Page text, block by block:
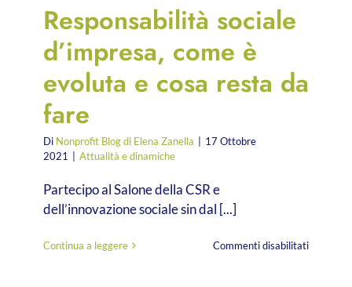
Responsabilità sociale
d’impresa, come è
evoluta e cosa resta da
fare
Di Nonprofit Blog di Elena Zanella
17 Ottobre
2021
Attualità e dinamiche
Partecipo al Salone della CSR e
dell’innovazione sociale sin dal [...]
Continua a leggere Commenti disabilitatisu